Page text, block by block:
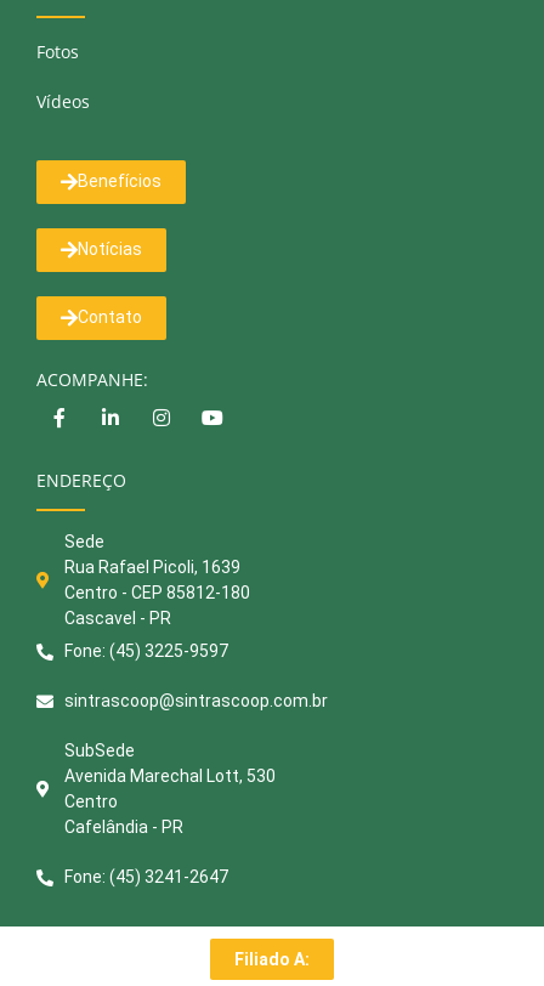
Fotos
Vídeos
Benefícios
Notícias
Contato
ACOMPANHE:
ENDEREÇO
Sede
Rua Rafael Picoli, 1639
Centro - CEP 85812-180
Cascavel - PR
Fone: (45) 3225-9597
sintrascoop@sintrascoop.com.br
SubSede
Avenida Marechal Lott, 530
Centro
Cafelândia - PR
Fone: (45) 3241-2647
Filiado A: